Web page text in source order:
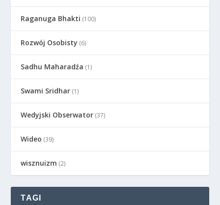
Raganuga Bhakti (100)
Rozwój Osobisty (6)
Sadhu Maharadźa (1)
Swami Sridhar (1)
Wedyjski Obserwator (37)
Wideo (39)
wisznuizm (2)
TAGI